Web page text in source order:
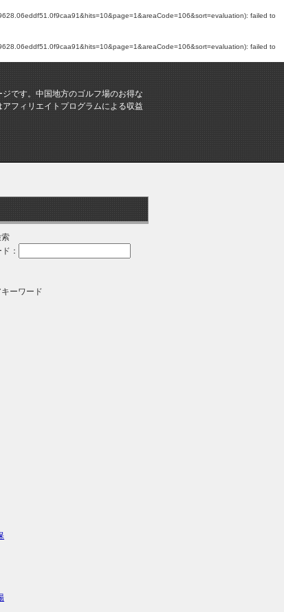
failed to
failed to
です。中国地方のゴルフ場のお得な
フィリエイトプログラムによる収益
：
ーワード